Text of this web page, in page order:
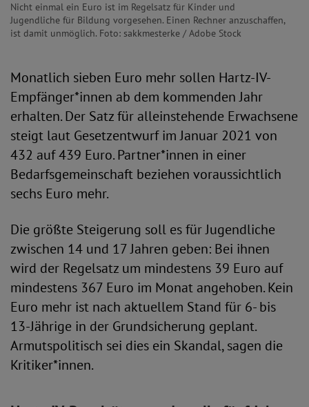
Nicht einmal ein Euro ist im Regelsatz für Kinder und
Jugendliche für Bildung vorgesehen. Einen Rechner anzuschaffen,
ist damit unmöglich. Foto: sakkmesterke / Adobe Stock
Monatlich sieben Euro mehr sollen Hartz-IV-
Empfänger*innen ab dem kommenden Jahr
erhalten. Der Satz für alleinstehende Erwachsene
steigt laut Gesetzentwurf im Januar 2021 von
432 auf 439 Euro. Partner*innen in einer
Bedarfsgemeinschaft beziehen voraussichtlich
sechs Euro mehr.
Die größte Steigerung soll es für Jugendliche
zwischen 14 und 17 Jahren geben: Bei ihnen
wird der Regelsatz um mindestens 39 Euro auf
mindestens 367 Euro im Monat angehoben. Kein
Euro mehr ist nach aktuellem Stand für 6- bis
13-Jährige in der Grundsicherung geplant.
Armutspolitisch sei dies ein Skandal, sagen die
Kritiker*innen.